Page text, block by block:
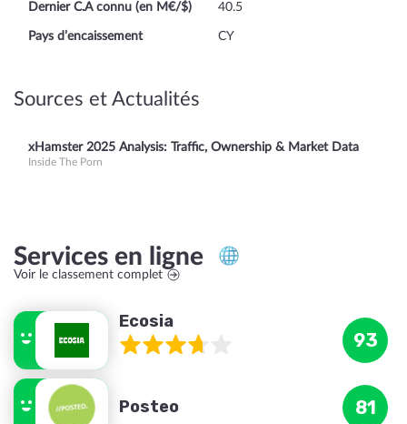
Dernier C.A connu (en M€/$) 40.5
Pays d’encaissement CY
Sources et Actualités
xHamster 2025 Analysis: Traffic, Ownership & Market Data
Inside The Porn
Services en ligne
Voir le classement complet
Ecosia
93
Posteo 81